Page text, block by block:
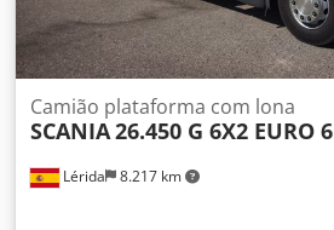
Lérida 8.217 km
Camião plataforma com lona
SCANIA26.450 G 6X2 EURO 6